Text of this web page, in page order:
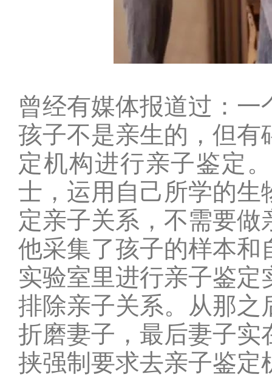
曾经有媒体报道过：
孩子不是亲生的，但有
定机构进行亲子鉴定
士，运用自己所学的生
定亲子关系，不需要
他采集了孩子的样本和
实验室里进行亲子鉴
排除亲子关系。从那之
折磨妻子，最后妻子实
挟强制要求去亲子鉴定